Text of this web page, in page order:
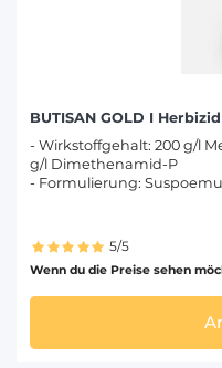
BUTISAN GOLD I Herbizid
- Wirkstoffgehalt: 200 g/l
g/l Dimethenamid-P
- Formulierung:
5/5
Wenn du die Preise sehen